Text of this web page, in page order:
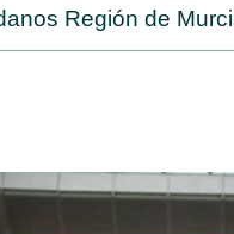
Región de